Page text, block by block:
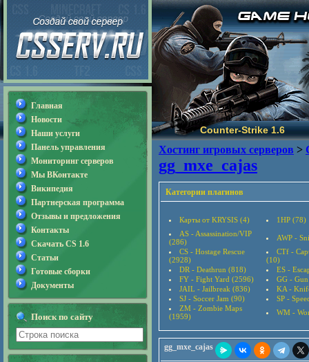
Counter-Strike 1.6
Хостинг игровых серверов >
gg_mxe_cajas
Категории плагинов
Карты от KRYSIS (4)
1HP (78)
AS - Assassination/VIP
(286)
AWP -
CS - Hostage Rescue
(2928)
CTf -
(10)
DR - Deathrun (818)
ES -
FY - Fight Yard (2596)
GG -
JAIL - Jailbreak (836)
KA -
SJ - Soccer Jam (90)
SP -
ZM - Zombie Maps
(1959)
WM -
gg_mxe_cajas
Главная
Новости
Наши услуги
Панель управления
Мониторинг серверов
Мы ВКонтакте
Википедия
Партнерская программа
Отзывы и предложения
Контакты
Скачать CS 1.6
Статьи
Готовые сборки
Документы
Поиск по сайту